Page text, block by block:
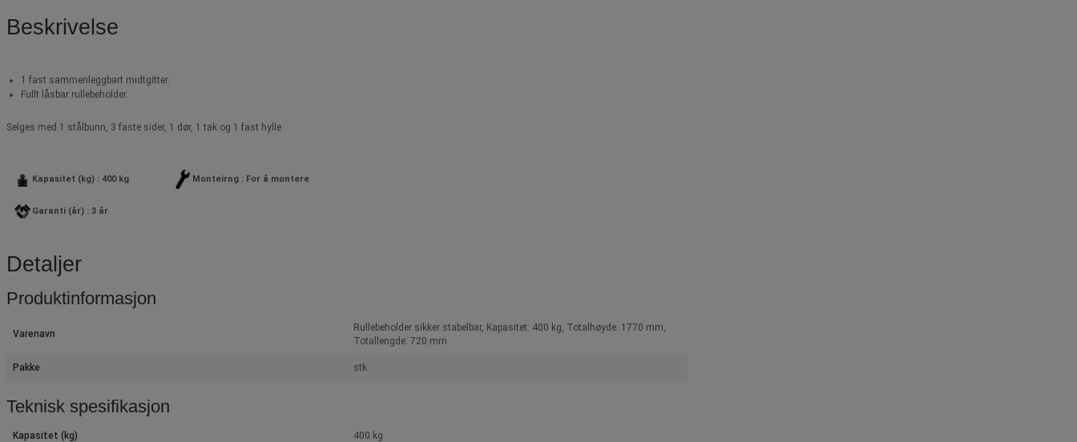
Beskrivelse
1 fast sammenleggbart midtgitter.
Fullt låsbar rullebeholder.
Selges med 1 stålbunn, 3 faste sider, 1 dør, 1 tak og 1 fast hylle
Kapasitet (kg) : 400 kg Monteirng : For å montere
Garanti (år) : 3 år
Detaljer
Produktinformasjon
Varenavn
Rullebeholder sikker stabelbar, Kapasitet: 400 kg, Totalhøyde: 1770 mm,
Totallengde: 720 mm
Pakke stk.
Teknisk spesifikasjon
Kapasitet (kg) 400 kg